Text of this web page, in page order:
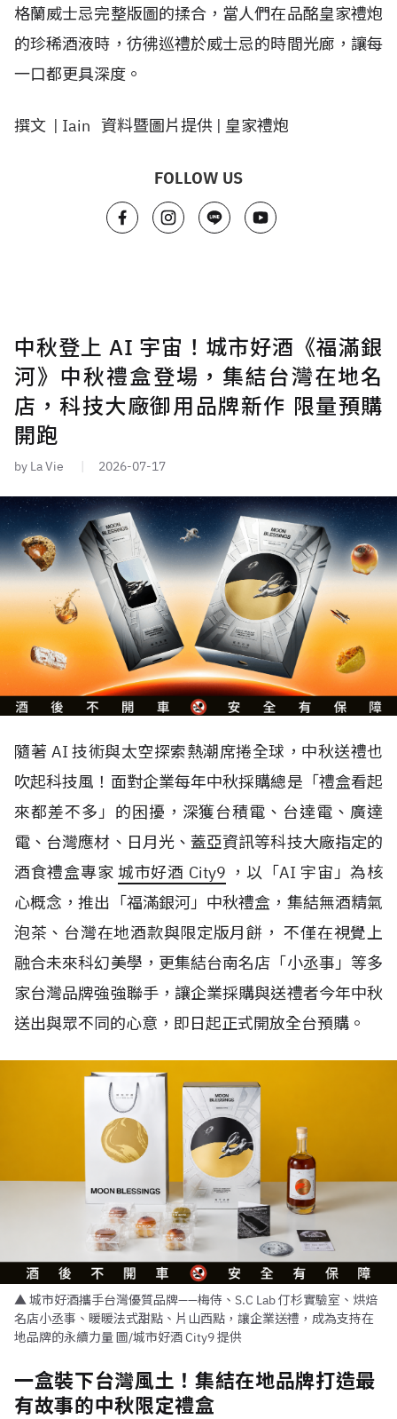
格蘭威士忌完整版圖的揉合，當人們在品酩皇家禮炮
的珍稀酒液時，彷彿巡禮於威士忌的時間光廊，讓每
一口都更具深度。
撰文 | Iain 資料暨圖片提供 | 皇家禮炮
FOLLOW US
中秋登上 AI 宇宙！城市好酒《福滿銀
河》中秋禮盒登場，集結台灣在地名
店，科技大廠御用品牌新作 限量預購
開跑
by La Vie 2026-07-17
隨著 AI 技術與太空探索熱潮席捲全球，中秋送禮也
吹起科技風！面對企業每年中秋採購總是「禮盒看起
來都差不多」的困擾，深獲台積電、台達電、廣達
電、台灣應材、日月光、蓋亞資訊等科技大廠指定的
酒食禮盒專家 城市好酒 City9 ，以「AI 宇宙」為核
心概念，推出「福滿銀河」中秋禮盒，集結無酒精氣
泡茶、台灣在地酒款與限定版月餅， 不僅在視覺上
融合未來科幻美學，更集結台南名店「小丞事」等多
家台灣品牌強強聯手，讓企業採購與送禮者今年中秋
送出與眾不同的心意，即日起正式開放全台預購。
▲ 城市好酒攜手台灣優質品牌——梅侍、S.C Lab 仃杉實驗室、烘焙
名店小丞事、暖暖法式甜點、片山西點，讓企業送禮，成為支持在
地品牌的永續力量 圖/城市好酒 City9 提供
一盒裝下台灣風土！集結在地品牌打造最
有故事的中秋限定禮盒